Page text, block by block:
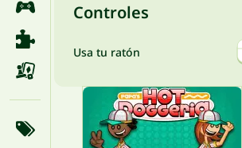
Controles
Usa tu ratón